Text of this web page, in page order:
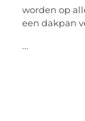
worden op
een dakpan
...